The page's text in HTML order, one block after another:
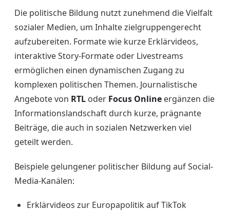
Die politische Bildung nutzt zunehmend die Vielfalt
sozialer Medien, um Inhalte zielgruppengerecht
aufzubereiten. Formate wie kurze Erklärvideos,
interaktive Story-Formate oder Livestreams
ermöglichen einen dynamischen Zugang zu
komplexen politischen Themen. Journalistische
Angebote von RTL oder Focus Online ergänzen die
Informationslandschaft durch kurze, prägnante
Beiträge, die auch in sozialen Netzwerken viel
geteilt werden.
Beispiele gelungener politischer Bildung auf Social-
Media-Kanälen:
Erklärvideos zur Europapolitik auf TikTok